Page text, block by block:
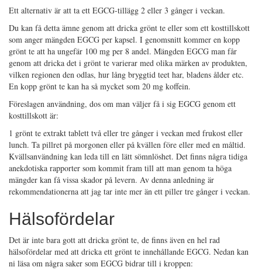
Ett alternativ är att ta ett EGCG-tillägg 2 eller 3 gånger i veckan.
Du kan få detta ämne genom att dricka grönt te eller som ett kosttillskott
som anger mängden EGCG per kapsel. I genomsnitt kommer en kopp
grönt te att ha ungefär 100 mg per 8 andel. Mängden EGCG man får
genom att dricka det i grönt te varierar med olika märken av produkten,
vilken regionen den odlas, hur lång bryggtid teet har, bladens ålder etc.
En kopp grönt te kan ha så mycket som 20 mg koffein.
Föreslagen användning, dos om man väljer få i sig EGCG genom ett
kosttillskott är:
1 grönt te extrakt tablett två eller tre gånger i veckan med frukost eller
lunch. Ta pillret på morgonen eller på kvällen före eller med en måltid.
Kvällsanvändning kan leda till en lätt sömnlöshet. Det finns några tidiga
anekdotiska rapporter som kommit fram till att man genom ta höga
mängder kan få vissa skador på levern. Av denna anledning är
rekommendationerna att jag tar inte mer än ett piller tre gånger i veckan.
Hälsofördelar
Det är inte bara gott att dricka grönt te, de finns även en hel rad
hälsofördelar med att dricka ett grönt te innehållande EGCG. Nedan kan
ni läsa om några saker som EGCG bidrar till i kroppen: